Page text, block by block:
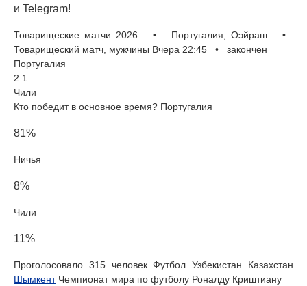
и Telegram!
Товарищеские матчи 2026 • Португалия, Оэйраш •
Товарищеский матч, мужчины Вчера 22:45 • закончен
Португалия
2:1
Чили
Кто победит в основное время? Португалия
81%
Ничья
8%
Чили
11%
Проголосовало 315 человек Футбол Узбекистан Казахстан
ШымкентЧемпионат мира по футболу Роналду Криштиану